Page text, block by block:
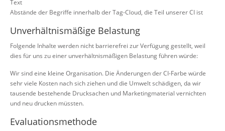
Text
Abstände der Begriffe innerhalb der Tag-Cloud, die Teil unserer CI ist
Unverhältnismäßige Belastung
Folgende Inhalte werden nicht barrierefrei zur Verfügung gestellt, weil
dies für uns zu einer unverhältnismäßigen Belastung führen würde:
Wir sind eine kleine Organisation. Die Änderungen der CI-Farbe würde
sehr viele Kosten nach sich ziehen und die Umwelt schädigen, da wir
tausende bestehende Drucksachen und Marketingmaterial vernichten
und neu drucken müssten.
Evaluationsmethode